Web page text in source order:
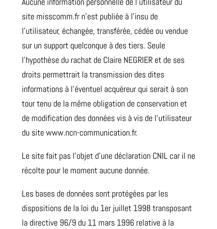
site misscomm.fr n’est publiée à l’insu de
l’utilisateur, échangée, transférée, cédée ou vendue
sur un support quelconque à des tiers. Seule
l’hypothèse du rachat de Claire NEGRIER et de ses
droits permettrait la transmission des dites
informations à l’éventuel acquéreur qui serait à son
tour tenu de la même obligation de conservation et
de modification des données vis à vis de l’utilisateur
du site www.ncn-communication.fr.
Le site fait pas l’objet d’une déclaration CNIL car il ne
récolte pour le moment aucune donnée.
Les bases de données sont protégées par les
dispositions de la loi du 1er juillet 1998 transposant
la directive 96/9 du 11 mars 1996 relative à la